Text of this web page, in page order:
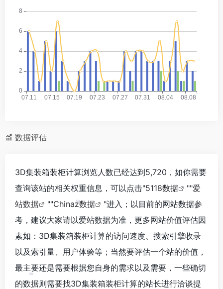
数据评估
3D集装箱装柜计算浏览人数已经达到5,720，如你需要
查询该站的相关权重信息，可以点击"5118数据 ""爱
站数据
""Chinaz数据
"进入；以目前的网站数据参
考，建议大家请以爱站数据为准，更多网站价值评估因
素如：3D集装箱装柜计算的访问速度、搜索引擎收录
以及索引量、用户体验等；当然要评估一个站的价值，
最主要还是需要根据您自身的需求以及需要，一些确切
的数据则需要找3D集装箱装柜计算的站长进行洽谈提
*
*